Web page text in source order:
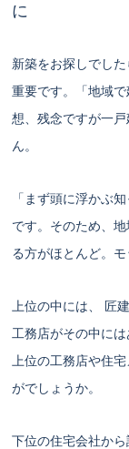
に
新築をお探しでし
重要です。「地域
想、残念ですが一
ん。
「まず頭に浮かぶ
です。そのため、
る方がほとんど。モ
上位の中には、 匠
工務店がその中に
上位の工務店や住
がでしょうか。
下位の住宅会社か